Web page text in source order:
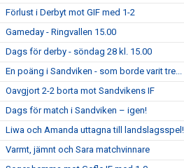
Förlust i Derbyt mot GIF med 1-2
Gameday - Ringvallen 15.00
Dags för derby - söndag 28 kl. 15.00
En poäng i Sandviken - som borde varit tre...
Oavgjort 2-2 borta mot Sandvikens IF
Dags för match i Sandviken – igen!
Liwa och Amanda uttagna till landslagsspel!
Varmt, jämnt och Sara matchvinnare